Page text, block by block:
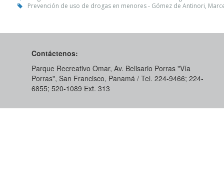
Prevención de uso de drogas en menores - Gómez de Antinori,
Contáctenos:
Parque Recreativo Omar, Av. Belisario Porras "Vía
Porras", San Francisco, Panamá / Tel. 224-9466; 224-
6855; 520-1089​ Ext. 313